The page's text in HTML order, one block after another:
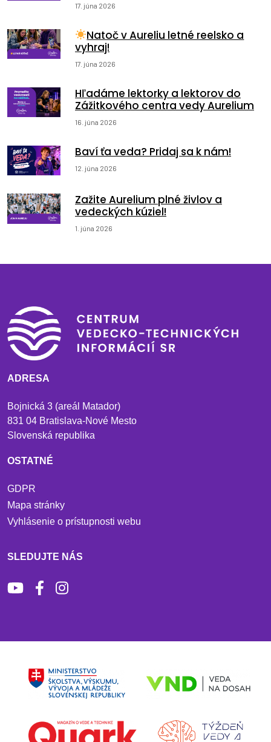
17. júna 2026
Natoč v Aureliu letné reelsko a
vyhraj!
17. júna 2026
Hľadáme lektorky a lektorov do
Zážitkového centra vedy Aurelium
16. júna 2026
Baví ťa veda? Pridaj sa k nám!
12. júna 2026
Zažite Aurelium plné živlov a
vedeckých kúziel!
1. júna 2026
ADRESA
Bojnická 3 (areál Matador)
831 04 Bratislava-Nové Mesto
Slovenská republika
OSTATNÉ
GDPR
Mapa stránky
Vyhlásenie o prístupnosti webu
SLEDUJTE NÁS